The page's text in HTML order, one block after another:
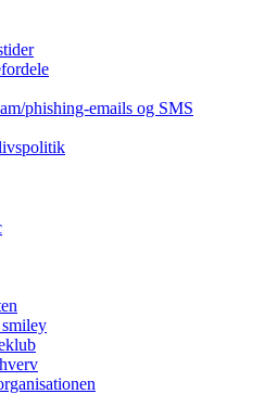
phishing-emails og SMS